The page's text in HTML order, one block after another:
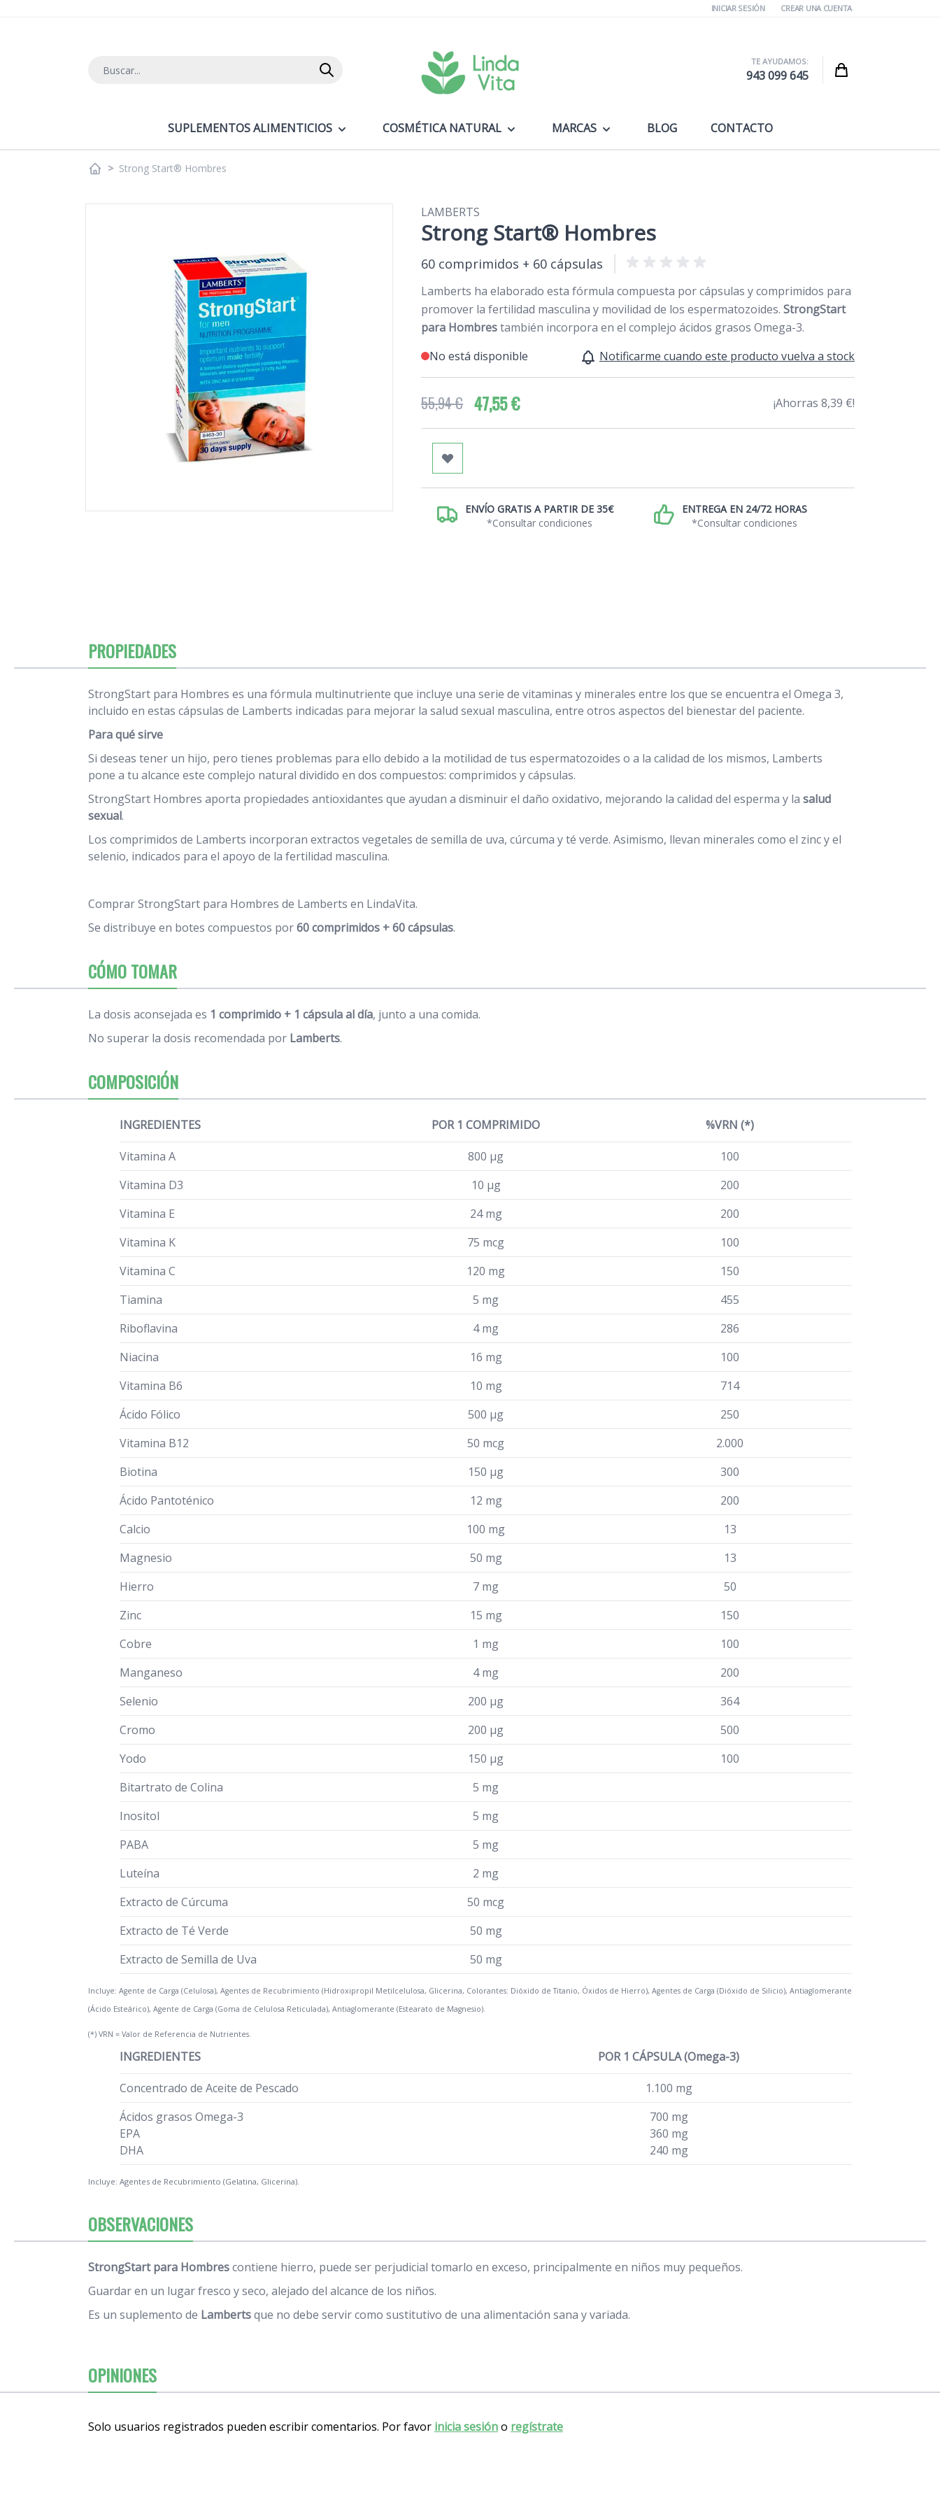
INICIAR SESIÓN CREAR UNA CUENTA
Buscar
TE AYUDAMOS:
943 099 645 Cart
SUPLEMENTOS ALIMENTICIOS COSMÉTICA NATURAL MARCAS BLOG CONTACTO
> Strong Start® Hombres
LAMBERTS
Strong Start® Hombres
60 comprimidos + 60 cápsulas
Lamberts ha elaborado esta fórmula compuesta por cápsulas y comprimidos para
promover la fertilidad masculina y movilidad de los espermatozoides. StrongStart
para Hombrestambién incorpora en el complejo ácidos grasos Omega-3.
No está disponible
Notificarme cuando este producto vuelva a stock
55,94 € 47,55 € ¡Ahorras 8,39 €!
ENVÍO GRATIS A PARTIR DE 35€
*Consultar condiciones
ENTREGA EN 24/72 HORAS
*Consultar condiciones
PROPIEDADES
StrongStart para Hombres es una fórmula multinutriente que incluye una serie de vitaminas y minerales entre los que se encuentra el Omega 3,
incluido en estas cápsulas de Lamberts indicadas para mejorar la salud sexual masculina, entre otros aspectos del bienestar del paciente.
Para qué sirve
Si deseas tener un hijo, pero tienes problemas para ello debido a la motilidad de tus espermatozoides o a la calidad de los mismos, Lamberts
pone a tu alcance este complejo natural dividido en dos compuestos: comprimidos y cápsulas.
StrongStart Hombres aporta propiedades antioxidantes que ayudan a disminuir el daño oxidativo, mejorando la calidad del esperma y la salud
sexual.
Los comprimidos de Lamberts incorporan extractos vegetales de semilla de uva, cúrcuma y té verde. Asimismo, llevan minerales como el zinc y el
selenio, indicados para el apoyo de la fertilidad masculina.
Comprar StrongStart para Hombres de Lamberts en LindaVita.
Se distribuye en botes compuestos por60 comprimidos + 60 cápsulas.
CÓMO TOMAR
La dosis aconsejada es 1 comprimido + 1 cápsula al día, junto a una comida.
No superar la dosis recomendada por Lamberts.
COMPOSICIÓN
INGREDIENTES POR 1 COMPRIMIDO %VRN (*)
Vitamina A 800 µg
100
Vitamina D3
10 µg
200
Vitamina E
24 mg
200
Vitamina K
75 mcg
100
Vitamina C
120 mg
150
Tiamina
5 mg
455
Riboflavina
4 mg
286
Niacina
16 mg
100
Vitamina B6
10 mg
714
Ácido Fólico
500 µg
250
Vitamina B12
50 mcg
2.000
Biotina
150 µg
300
Ácido Pantoténico
12 mg
200
Calcio
100 mg
13
Magnesio
50 mg
13
Hierro
7 mg
50
Zinc
15 mg
150
Cobre
1 mg
100
Manganeso
4 mg
200
Selenio
200 µg
364
Cromo
200 µg
500
Yodo
150 µg
100
Bitartrato de Colina
5 mg
Inositol
5 mg
PABA
5 mg
Luteína
2 mg
Extracto de Cúrcuma
50 mcg
Extracto de Té Verde
50 mg
Extracto de Semilla de Uva
50 mg
Incluye: Agente de Carga (Celulosa), Agentes de Recubrimiento (Hidroxipropil Metilcelulosa, Glicerina, Colorantes: Dióxido de Titanio, Óxidos de Hierro), Agentes de Carga (Dióxido de Silicio), Antiaglomerante
(Ácido Esteárico), Agente de Carga (Goma de Celulosa Reticulada), Antiaglomerante (Estearato de Magnesio).
(*) VRN = Valor de Referencia de Nutrientes.
INGREDIENTES POR 1 CÁPSULA (Omega-3)
Concentrado de Aceite de Pescado
1.100 mg
Ácidos grasos Omega-3
EPA
DHA
700 mg
360 mg
240 mg
Incluye: Agentes de Recubrimiento (Gelatina, Glicerina).
OBSERVACIONES
StrongStart para Hombrescontiene hierro, puede ser perjudicial tomarlo en exceso, principalmente en niños muy pequeños.
Guardar en un lugar fresco y seco, alejado del alcance de los niños.
Es un suplemento de Lambertsque no debe servir como sustitutivo de una alimentación sana y variada.
OPINIONES
Solo usuarios registrados pueden escribir comentarios. Por favor inicia sesióno regístrate